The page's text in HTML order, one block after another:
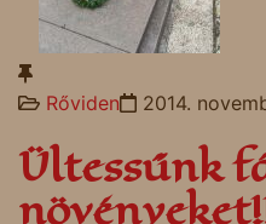
Rőviden 2014.
Ültessűnk